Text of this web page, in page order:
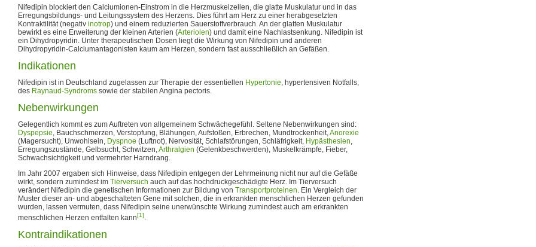
Nifedipin blockiert den Calciumionen-Einstrom in die Herzmuskelzellen, die glatte Muskulatur und in das
Erregungsbildungs- und Leitungssystem des Herzens. Dies führt am Herz zu einer herabgesetzten
Kontraktilität (negativ inotrop) und einem reduzierten Sauerstoffverbrauch. An der glatten Muskulatur
bewirkt es eine Erweiterung der kleinen Arterien (Arteriolen) und damit eine Nachlastsenkung. Nifedipin ist
ein Dihydropyridin. Unter therapeutischen Dosen liegt die Wirkung von Nifedipin und anderen
Dihydropyridin-Calciumantagonisten kaum am Herzen, sondern fast ausschließlich an Gefäßen.
Indikationen
Nifedipin ist in Deutschland zugelassen zur Therapie der essentiellen Hypertonie, hypertensiven Notfalls,
des Raynaud-Syndroms sowie der stabilen Angina pectoris.
Nebenwirkungen
Gelegentlich kommt es zum Auftreten von allgemeinem Schwächegefühl. Seltene Nebenwirkungen sind:
Dyspepsie, Bauchschmerzen, Verstopfung, Blähungen, Aufstoßen, Erbrechen, Mundtrockenheit,Anorexie
(Magersucht), Unwohlsein, Dyspnoe (Luftnot), Nervosität, Schlafstörungen, Schläfrigkeit, Hypästhesien,
Erregungszustände, Gelbsucht, Schwitzen,Arthralgien (Gelenkbeschwerden), Muskelkrämpfe, Fieber,
Schwachsichtigkeit und vermehrter Harndrang.
Im Jahr 2007 ergaben sich Hinweise, dass Nifedipin entgegen der Lehrmeinung nicht nur auf die Gefäße
wirkt, sondern zumindest im Tierversuch auch auf das hochdruckgeschädigte Herz. Im Tierversuch
verändert Nifedipin die genetischen Informationen zur Bildung von Transportproteinen. Ein Vergleich der
Muster dieser an- und abgeschalteten Gene mit solchen, die in erkrankten menschlichen Herzen gefunden
wurden, lassen vermuten, dass Nifedipin seine unerwünschte Wirkung zumindest auch am erkrankten
menschlichen Herzen entfalten kann[1].
Kontraindikationen